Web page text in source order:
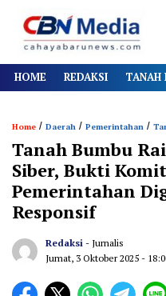
HOME REDAKSI TANAH
Home / Daerah / Pemerintahan /
Tanah Bumbu
Siber, Bukti
Pemerintahan
Responsif
Redaksi - Jurnalis
Jumat, 3 Oktober 2025 -